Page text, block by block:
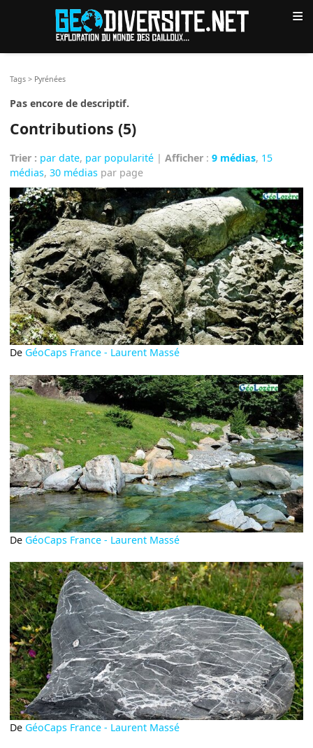
≡
Tags > Pyrénées
Pas encore de descriptif.
Contributions (5)
Trier : par date, par popularité |Afficher :9 médias, 15
médias,30 médias par page
De GéoCaps France - Laurent Massé
De GéoCaps France - Laurent Massé
De GéoCaps France - Laurent Massé